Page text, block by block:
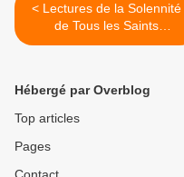
< Lectures de la Solennité
de Tous les Saints
(Toussaint) - « Réjouissez-
récompense est grande
dans les cieux ! »
Hébergé par Overblog
Top articles
Pages